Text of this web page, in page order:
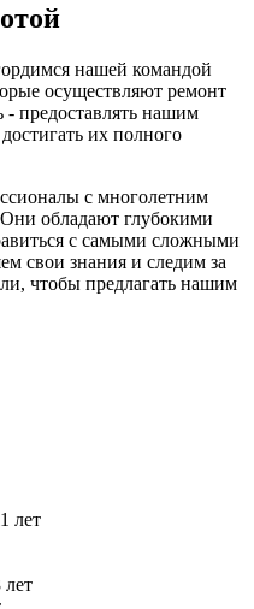
нашей командой
осуществляют ремонт
предоставлять нашим
их полного
с многолетним
обладают глубокими
с самыми сложными
свои знания и следим за
чтобы предлагать нашим
лет